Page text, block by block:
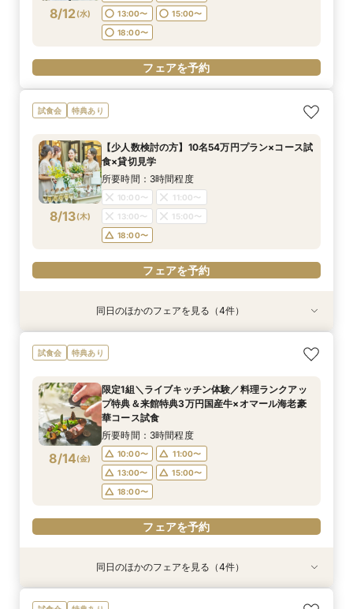
18:00〜
フェアを予約
18:00〜
フェアを予約
フェアを予約
フェアを予約
フェアを予約
8/12(水)
13:00〜
15:00〜
18:00〜
フェアを予約
試食会 特典あり
8/13(木)
【少人数検討の方】10名54万円プラン×コース試
食×貸切見学
所要時間：3時間程度
10:00〜
11:00〜
13:00〜
15:00〜
18:00〜
フェアを予約
特典あり
8/13(木)
限定1組＼ライブキッチン体験／料理ランクアッ
プ特典＆来館特典3万円国産牛×オマール海老豪
所要時間：3時間程度
10:00〜
13:00〜
15:00〜
18:00〜
フェアを予約
特典あり
8/13(木)
《何も決まってなくてOK！1組貸切W体験》１件
目来館特典◆衣装30万円分優待【来館特典】総
所要時間：3時間程度
10:00〜
13:00〜
15:00〜
18:00〜
フェアを予約
特典あり
8/13(木)
マイナビ限定《後悔のない式場選びを◎2件目以
降の方おすすめ》安心のスタッフ力×牛フィレ付
所要時間：3時間程度
10:00〜
13:00〜
15:00〜
18:00〜
フェアを予約
8/13(木)
【90分クイック】短時間で貸切り会場見学＆お
悩み解決相談会
10:00〜
11:00〜
13:00〜
18:00〜
フェアを予約
同日のほかのフェアを見る（4件）
試食会 特典あり
8/14(金)
限定1組＼ライブキッチン体験／料理ランクアッ
プ特典＆来館特典3万円国産牛×オマール海老豪
華コース試食
所要時間：3時間程度
10:00〜
11:00〜
13:00〜
15:00〜
18:00〜
フェアを予約
特典あり
【少人数検討の方】10名54万円プラン×コース試
特典あり
《何も決まってなくてOK！1組貸切W体験》１件
特典あり
マイナビ限定《後悔のない式場選びを◎2件目以
【90分クイック】短時間で貸切り会場見学＆お
同日のほかのフェアを見る（4件）